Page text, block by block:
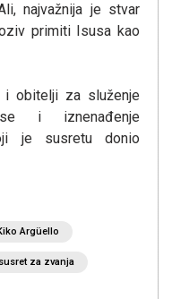
najvažnija je stvar
primiti Isusa kao
i obitelji za služenje
i iznenađenje
je susretu donio
Argüello
susret za zvanja